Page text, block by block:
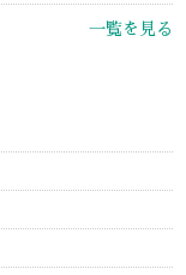
一覧を見る